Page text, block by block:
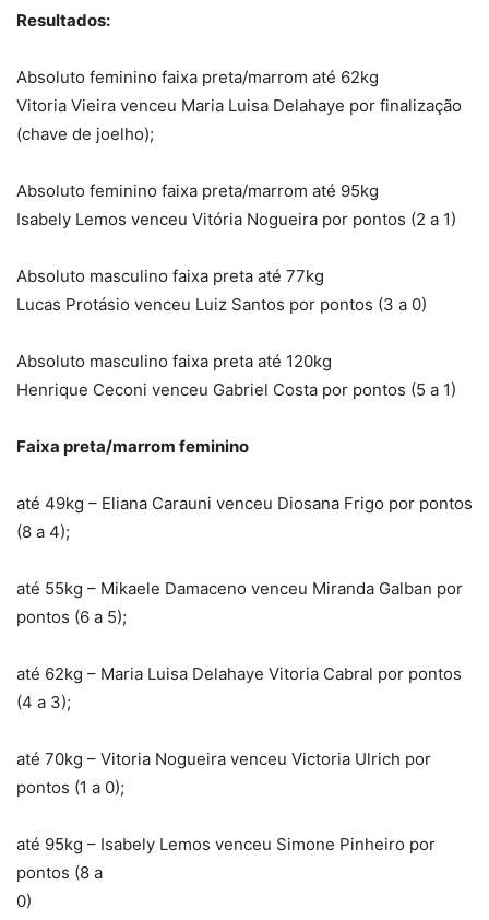
Resultados:
Absoluto feminino faixa preta/marrom até 62kg
Vitoria Vieira venceu Maria Luisa Delahaye por finalização
(chave de joelho);
Absoluto feminino faixa preta/marrom até 95kg
Isabely Lemos venceu Vitória Nogueira por pontos (2 a 1)
Absoluto masculino faixa preta até 77kg
Lucas Protásio venceu Luiz Santos por pontos (3 a 0)
Absoluto masculino faixa preta até 120kg
Henrique Ceconi venceu Gabriel Costa por pontos (5 a 1)
Faixa preta/marrom feminino
até 49kg – Eliana Carauni venceu Diosana Frigo por pontos
(8 a 4);
até 55kg – Mikaele Damaceno venceu Miranda Galban por
pontos (6 a 5);
até 62kg – Maria Luisa Delahaye Vitoria Cabral por pontos
(4 a 3);
até 70kg – Vitoria Nogueira venceu Victoria Ulrich por
pontos (1 a 0);
até 95kg – Isabely Lemos venceu Simone Pinheiro por
pontos (8 a
0)